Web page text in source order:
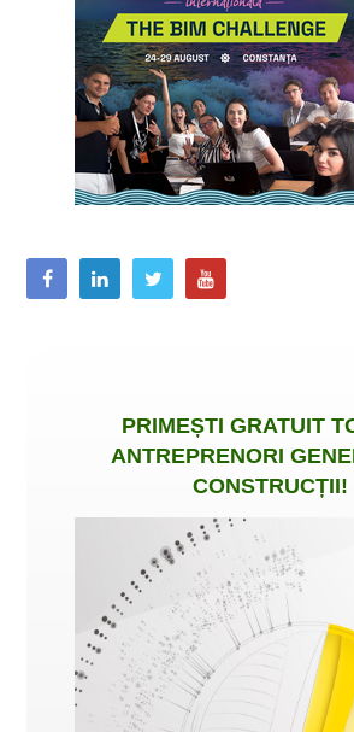
PRIMEȘTI GRATUIT
ANTREPRENORI
CONSTRUCȚII!